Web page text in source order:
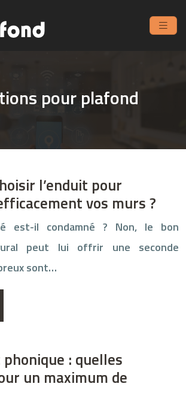
pour plafond
l’enduit pour
vos murs ?
est-il condamné ? Non, le bon
peut lui offrir une seconde
sont…
: quelles
un maximum de